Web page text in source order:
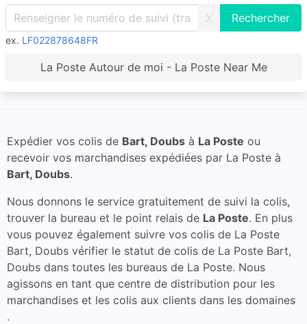
X
ex. LF022878648FR
La Poste Autour de moi - La Poste Near Me
Expédier vos colis de Bart, Doubs à La Poste ou
recevoir vos marchandises expédiées par La Poste à
Bart, Doubs.
Nous donnons le service gratuitement de suivi la colis,
trouver la bureau et le point relais de La Poste. En plus
vous pouvez également suivre vos colis de La Poste
Bart, Doubs vérifier le statut de colis de La Poste Bart,
Doubs dans toutes les bureaus de La Poste. Nous
agissons en tant que centre de distribution pour les
marchandises et les colis aux clients dans les domaines
.